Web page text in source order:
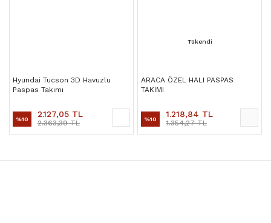
Hyundai Tucson 3D Havuzlu
Paspas Takımı
%10 2.127,05 TL
2.363,39 TL
Tükendi
ARACA ÖZEL HALI PASPAS
TAKIMI
%10 1.218,84 TL
1.354,27 TL